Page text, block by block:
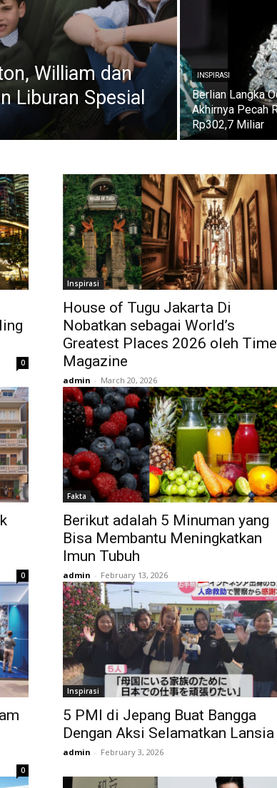
William dan
Liburan Spesial
INSPIRASI
Berlian Langka
Akhirnya Pecah
Rp302,7 Miliar
0
Inspirasi
House of Tugu Jakarta Di
Nobatkan sebagai World’s
Greatest Places 2026 oleh Time
Magazine
admin - March 20, 2026
0
Fakta
Berikut adalah 5 Minuman yang
Bisa Membantu Meningkatkan
Imun Tubuh
admin - February 13, 2026
0
Inspirasi
5 PMI di Jepang Buat Bangga
Dengan Aksi Selamatkan Lansia
admin - February 3, 2026